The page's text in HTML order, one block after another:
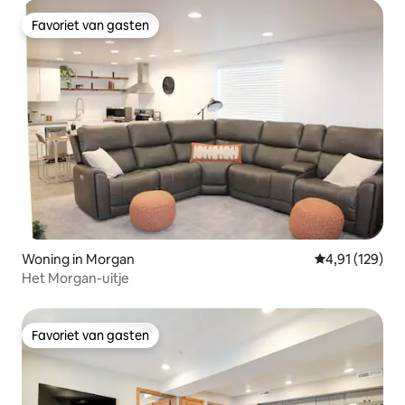
Favoriet van gasten
Favoriet van gasten
Woning in Morgan Gemiddelde
4,91 (129)
Het Morgan-uitje
Favoriet van gasten
Favoriet van gasten